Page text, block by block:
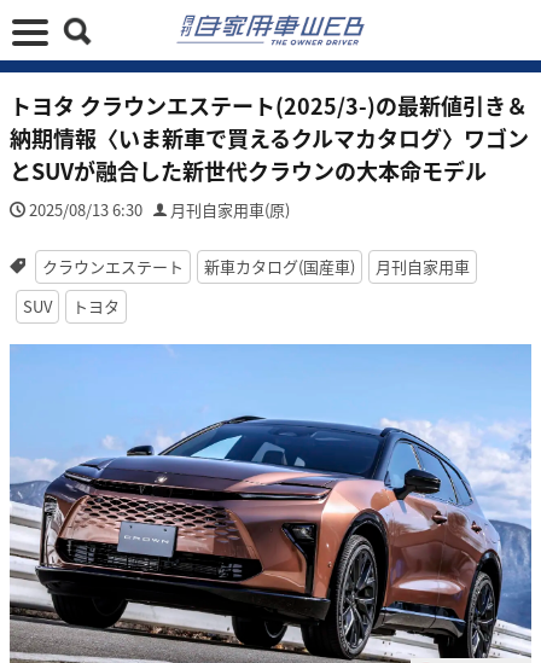
トヨタ クラウンエステート(2025/3-)の最新値引き＆
納期情報〈いま新車で買えるクルマカタログ〉ワゴン
とSUVが融合した新世代クラウンの大本命モデル
2025/08/13 6:30 月刊自家用車(原)
クラウンエステート 新車カタログ(国産車)
月刊自家用車
SUV
トヨタ